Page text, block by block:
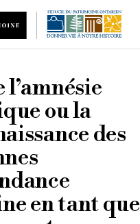
l’amnésie
ou la
des
en tant que